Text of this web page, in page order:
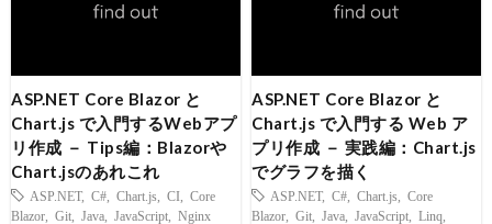
ASP.NET Core Blazor と
Chart.js で入門するWebアプ
リ作成 － Tips編：Blazorや
Chart.jsのあれこれ
ASP.NET, C# Chart.js CI
Core
Blazor
Git Java JavaScript Nginx
ASP.NET Core Blazor と
Chart.js で入門する Web ア
プリ作成 － 実践編：Chart.js
でグラフを描く
ASP.NET, C# Chart.js
Core
Blazor
Git Java JavaScript Linq